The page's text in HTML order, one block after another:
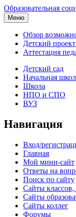
Образовательная
Меню
Обзор
Детский
Аттестация
Детский сад
Начальная
Школа
НПО и СПО
ВУЗ
Навигация
Вход/
Главная
Мой мини-сайт
Ответы на
Поиск по сайту
Сайты
Сайты
Сайты коллег
Форумы